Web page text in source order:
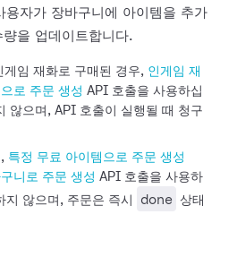
자가 장바구니에 아이템을 추가
을 업데이트합니다.
임 재화로 구매된 경우, 인게임 재
로 주문 생성 API 호출을 사용하십
않으며, API 호출이 실행될 때 청구
특정 무료 아이템으로 주문 생성
니로 주문 생성 API 호출을 사용하
않으며, 주문은 즉시
done 상태